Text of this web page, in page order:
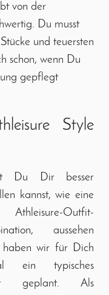
von der
Du musst
und teuersten
schon, wenn Du
gepflegt
Style
Du Dir besser
kannst, wie eine
Outfit-
aussehen
haben wir für Dich
ein typisches
geplant. Als